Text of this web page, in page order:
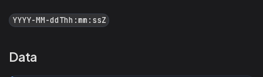
YYYY-MM-ddThh:mm:ssZ
Data